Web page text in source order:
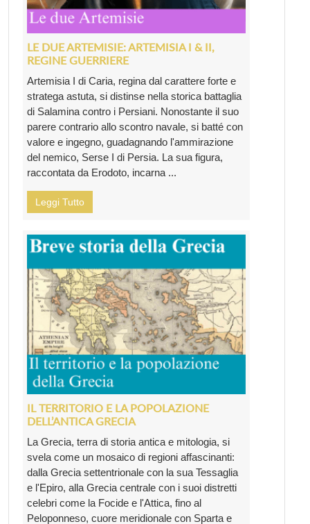
LE DUE ARTEMISIE: ARTEMISIA I & II,
REGINE GUERRIERE
Artemisia I di Caria, regina dal carattere forte e
stratega astuta, si distinse nella storica battaglia
di Salamina contro i Persiani. Nonostante il suo
parere contrario allo scontro navale, si batté con
valore e ingegno, guadagnando l'ammirazione
del nemico, Serse I di Persia. La sua figura,
raccontata da Erodoto, incarna ...
Leggi Tutto
IL TERRITORIO E LA POPOLAZIONE
DELL’ANTICA GRECIA
La Grecia, terra di storia antica e mitologia, si
svela come un mosaico di regioni affascinanti:
dalla Grecia settentrionale con la sua Tessaglia
e l'Epiro, alla Grecia centrale con i suoi distretti
celebri come la Focide e l'Attica, fino al
Peloponneso, cuore meridionale con Sparta e